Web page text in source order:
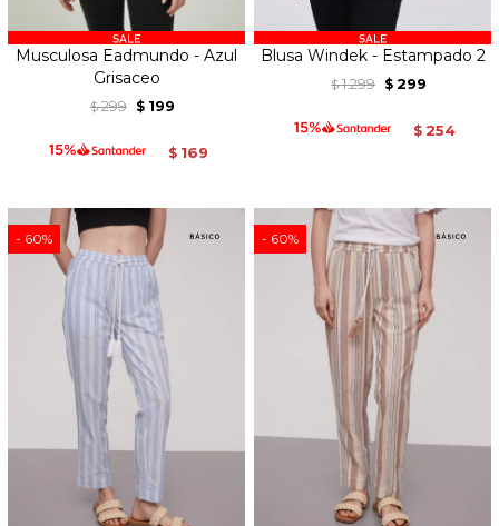
Musculosa Eadmundo - Azul
Grisaceo
$ 299 $ 199
$ 169
Blusa Windek - Estampado 2
$ 1.299 $ 299
$ 254
60 60